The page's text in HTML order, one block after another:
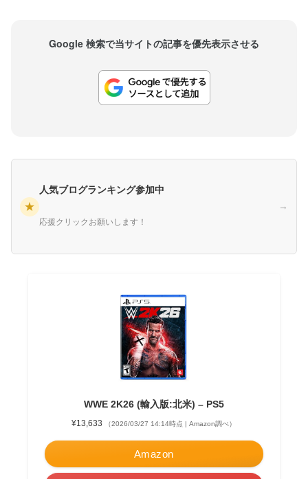
Google 検索で当サイトの記事を優先表示させる
★
人気ブログランキング参加中
応援クリックお願いします！
→
WWE 2K26 (輸入版:北米) – PS5
¥13,633 （2026/03/27 14:14時点 | Amazon調べ）
Amazon